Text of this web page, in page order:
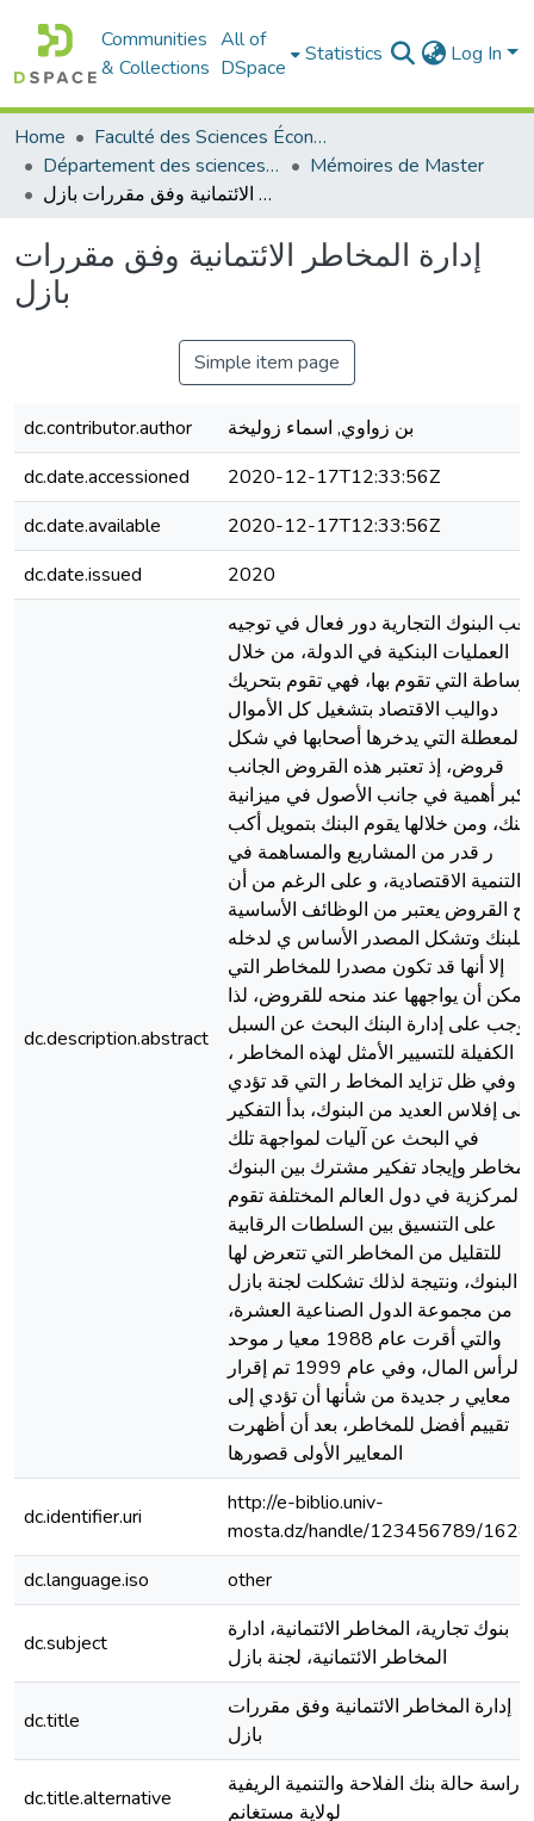
Communities
& Collections
All of
DSpace
Statistics Log In
Home
Faculté des Sciences Économiques Commerciales et des Sciences de Gestion
Département des sciences économiques
Mémoires de Master
إدارة المخاطر الائتمانية وفق مقررات بازل
إدارة المخاطر الائتمانية وفق مقررات
بازل
Simple item page
dc.contributor.author
بن زواوي, اسماء زوليخة
dc.date.accessioned
2020-12-17T12:33:56Z
dc.date.available
2020-12-17T12:33:56Z
dc.date.issued
2020
dc.description.abstract
البنوك التجارية دور فعال في توجيه
العمليات البنكية في الدولة، من خلال
التي تقوم بها، فهي تقوم بتحريك
دواليب الاقتصاد بتشغيل كل الأموال
المعطلة التي يدخرها أصحابها في شكل
قروض، إذ تعتبر هذه القروض الجانب
أهمية في جانب الأصول في ميزانية
ومن خلالها يقوم البنك بتمويل أكب
ر قدر من المشاريع والمساهمة في
التنمية الاقتصادية، و على الرغم من أن
القروض يعتبر من الوظائف الأساسية
للبنك وتشكل المصدر الأساس ي لدخله
إلا أنها قد تكون مصدرا للمخاطر التي
يمكن أن يواجهها عند منحه للقروض، لذا
على إدارة البنك البحث عن السبل
الكفيلة للتسيير الأمثل لهذه المخاطر ،
وفي ظل تزايد المخاط ر التي قد تؤدي
إلى إفلاس العديد من البنوك، بدأ التفكير
في البحث عن آليات لمواجهة تلك
وإيجاد تفكير مشترك بين البنوك
المركزية في دول العالم المختلفة تقوم
على التنسيق بين السلطات الرقابية
للتقليل من المخاطر التي تتعرض لها
البنوك، ونتيجة لذلك تشكلت لجنة بازل
من مجموعة الدول الصناعية العشرة،
والتي أقرت عام 1988 معيا ر موحد
لرأس المال، وفي عام 1999 تم إقرار
معايي ر جديدة من شأنها أن تؤدي إلى
تقييم أفضل للمخاطر، بعد أن أظهرت
المعايير الأولى قصورها
dc.identifier.uri
http://e-biblio.univ-
mosta.dz/handle/123456789/
dc.language.iso
other
dc.subject
بنوك تجارية، المخاطر الائتمانية، ادارة
المخاطر الائتمانية، لجنة بازل
dc.title
إدارة المخاطر الائتمانية وفق مقررات
بازل
dc.title.alternative
دراسة حالة بنك الفلاحة والتنمية الريفية
لولاية مستغانم